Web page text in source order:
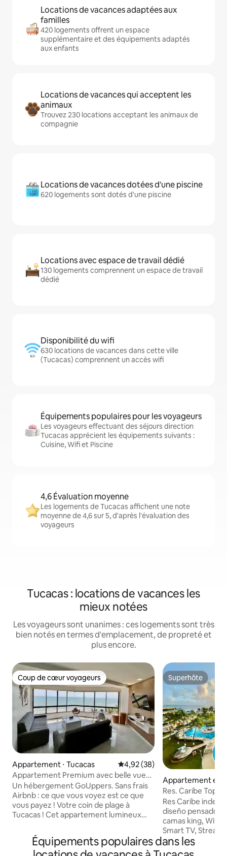
Locations de vacances adaptées aux
familles
420 logements offrent un espace
supplémentaire et des équipements adaptés
aux enfants
Locations de vacances qui acceptent les
animaux
Trouvez 230 locations acceptant les animaux de
compagnie
Locations de vacances dotées d'une piscine
620 logements sont dotés d'une piscine
Locations avec espace de travail dédié
130 logements comprennent un espace de travail
dédié
Disponibilité du wifi
630 locations de vacances dans cette ville
(Tucacas) comprennent un accès wifi
Équipements populaires pour les voyageurs
Les voyageurs effectuant des séjours direction
Tucacas apprécient les équipements suivants :
Cuisine, Wifi et Piscine
4,6 Évaluation moyenne
Les logements de Tucacas affichent une note
moyenne de 4,6 sur 5, d'après l'évaluation des
voyageurs
Tucacas : locations de vacances les
mieux notées
Les voyageurs sont unanimes : ces logements sont très
bien notés en termes d'emplacement, de propreté et
plus encore.
Coup de cœur voyageurs
Coup de cœur voyageurs
Appartement ⋅ Tucacas Évaluation moyenne sur la
4,92 (38)
Appartement Premium avec belle vue
sur la mer | Tucacas
Un hébergement GoUppers. Sans frais
Airbnb : ce que vous voyez est ce que
vous payez ! Votre coin de plage à
Tucacas ! Cet appartement lumineux
emplacement imbattable avec une vue
imprenable sur la mer. Avec 2 chambres
et 2 salles de bains dans un bâtiment
Superhôte
Superhôte
Appartement en
acas
Res. Caribe Top
face à la mer
Res Caribe
diseño pensado
camas king, Wifi
Smart TV,
Vacaciones como
preocupaciones
Équipements populaires dans les